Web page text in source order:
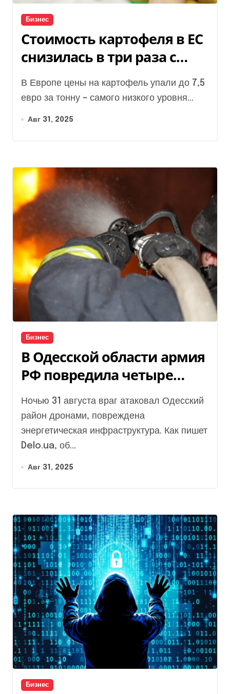
Бизнес
Стоимость картофеля в ЕС
снизилась в три раза с
марта 2025 года
В Европе цены на картофель упали до 7,5
евро за тонну – самого низкого уровня...
Авг 31, 2025
Бизнес
В Одесской области армия
РФ повредила четыре
объекта компании
Ахметова
Ночью 31 августа враг атаковал Одесский
район дронами, повреждена
энергетическая инфраструктура. Как пишет
Delo.ua, об...
Авг 31, 2025
Бизнес